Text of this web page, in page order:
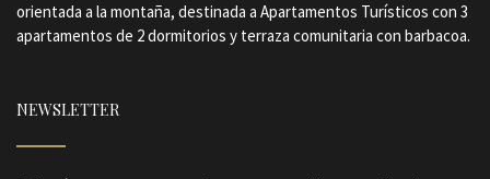
orientada a la montaña, destinada a Apartamentos Turísticos con 3
apartamentos de 2 dormitorios y terraza comunitaria con barbacoa.
NEWSLETTER